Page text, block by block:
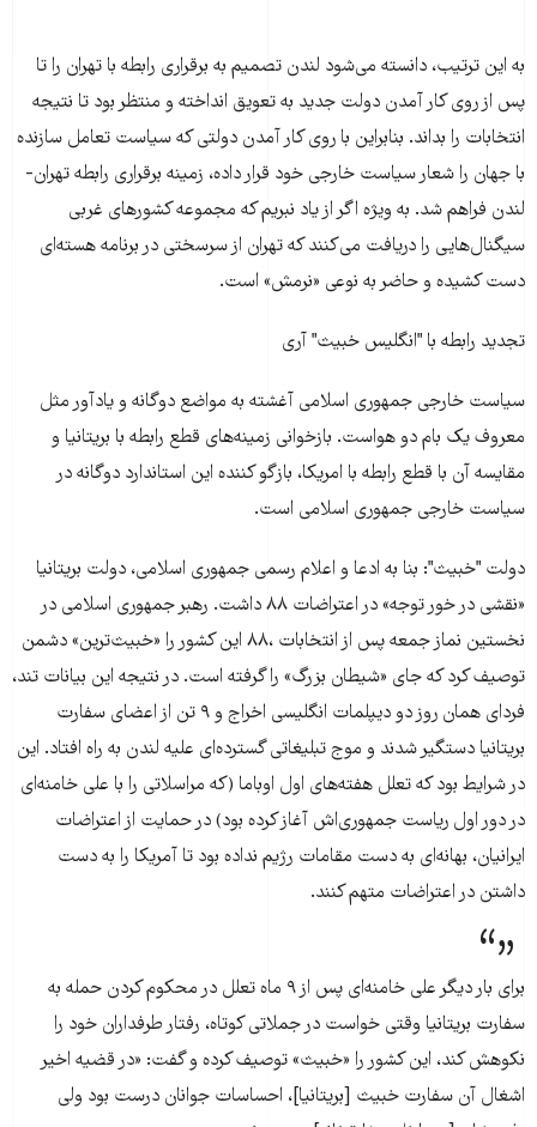
به این ترتیب، دانسته می‌شود لندن تصمیم به برقراری رابطه با تهران را تا
پس از روی کار آمدن دولت جدید به تعویق انداخته و منتظر بود تا نتیجه
انتخابات را بداند. بنابراین با روی کار آمدن دولتی که سیاست تعامل سازنده
با جهان را شعار سیاست خارجی خود قرار داده، زمینه برقراری رابطه تهران-
لندن فراهم شد. به ویژه اگر از یاد نبریم که مجموعه کشورهای غربی
سیگنال‌هایی را دریافت می‌کنند که تهران از سرسختی در برنامه هسته‌ای
دست کشیده و حاضر به نوعی «نرمش» است.
تجدید رابطه با "انگلیس خبیث" آری
سیاست خارجی جمهوری اسلامی آغشته به مواضع دوگانه و یادآور مثل
معروف یک بام دو هواست. بازخوانی زمینه‌های قطع رابطه با بریتانیا و
مقایسه آن با قطع رابطه با امریکا، بازگو کننده این استاندارد دوگانه در
سیاست خارجی جمهوری اسلامی است.
دولت "خبیث": بنا به ادعا و اعلام رسمی جمهوری اسلامی، دولت بریتانیا
«نقشی در خور توجه» در اعتراضات ۸۸ داشت. رهبر جمهوری اسلامی در
نخستین نماز جمعه پس از انتخابات ،۸۸ این کشور را «خبیث‌ترین» دشمن
توصیف کرد که جای «شیطان بزرگ» را گرفته است. در نتیجه این بیانات تند،
فردای‌‌ همان روز دو دیپلمات انگلیسی اخراج و ۹ تن از اعضای سفارت
بریتانیا دستگیر شدند و موج تبلیغاتی گسترده‌ای علیه لندن به راه افتاد. این
در شرایط بود که تعلل هفته‌های اول اوباما (که مراسلاتی را با علی خامنه‌ای
در دور اول ریاست جمهوری‌اش آغاز کرده بود) در حمایت از اعتراضات
ایرانیان، بهانه‌ای به دست مقامات رژیم نداده بود تا آمریکا را به دست
داشتن در اعتراضات متهم کنند.
برای بار دیگر علی خامنه‌ای پس از ۹ ماه تعلل در محکوم کردن حمله به
سفارت بریتانیا وقتی خواست در جملاتی کوتاه، رفتار طرفداران خود را
نکوهش کند، این کشور را «خبیث» توصیف کرده و گفت: «در قضیه اخیر
اشغال آن سفارت خبیث [بریتانیا]، احساسات جوانان درست بود ولی